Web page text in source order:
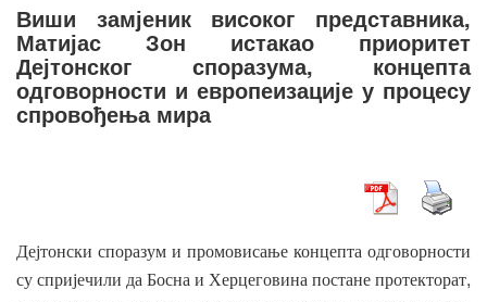
Виши замјеник високог представника,
Матијас Зон истакао приоритет
Дејтонског споразума, концепта
одговорности и европеизације у процесу
спровођења мира
Дејтонски споразум и промовисање концепта одговорности
су спријечили да Босна и Херцеговина постане протекторат,